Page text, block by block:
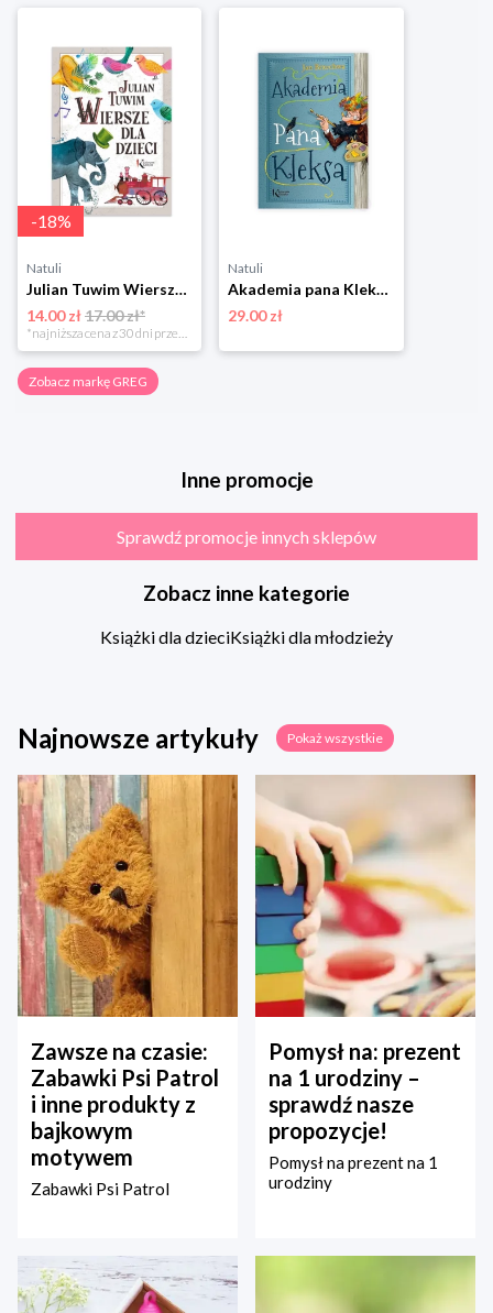
-18%
Natuli
Julian Tuwim Wiersze dla dzieci Greg
14.00 zł17.00 zł*
Natuli
Akademia pana Kleksa Greg
29.00 zł
Zobacz markę GREG
Inne promocje
Sprawdź promocje innych sklepów
Zobacz inne kategorie
Książki dla dzieciKsiążki dla młodzieży
Najnowsze artykuły Pokaż wszystkie
Zawsze na czasie:
Zabawki Psi Patrol
i inne produkty z
bajkowym
motywem
Zabawki Psi Patrol
Pomysł na: prezent
na 1 urodziny –
sprawdź nasze
propozycje!
Pomysł na prezent na 1
urodziny